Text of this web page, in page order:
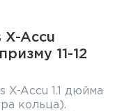
Accu
11-12
Accu 1.1 дюйма
кольца).